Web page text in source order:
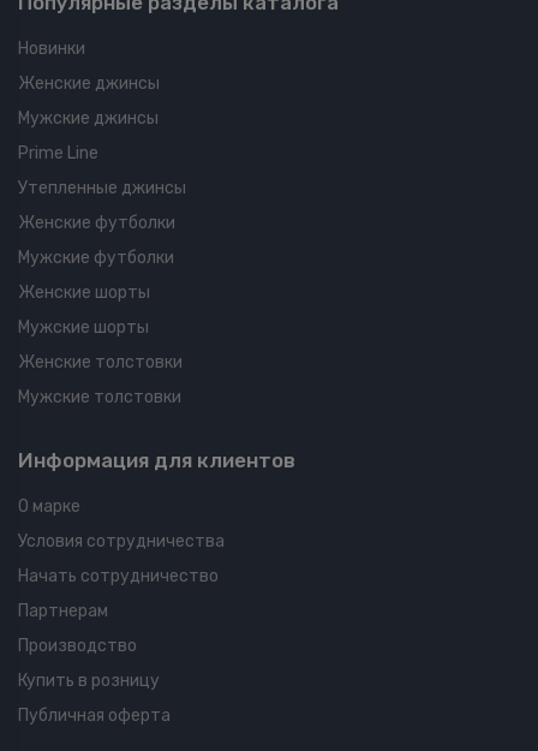
Новинки
Женские джинсы
Мужские джинсы
Prime Line
Утепленные джинсы
Женские футболки
Мужские футболки
Женские шорты
Мужские шорты
Женские толстовки
Мужские толстовки
Информация для клиентов
О марке
Условия сотрудничества
Начать сотрудничество
Партнерам
Производство
Купить в розницу
Публичная оферта